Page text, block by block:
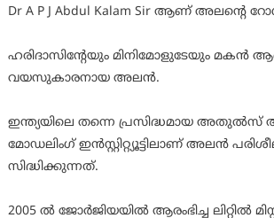
Dr A P J Abdul Kalam Sir ആണ് അലന്റെ
ഹരിദാസിൻ്റേയും മിനിമോളുടേയും മകൻ
വയസുകാരനായ അലൻ.
ഇന്ത്യയിലെ തന്നെ പ്രസിദ്ധമായ അതുൽസ്
മോഡലിംഗ് ഇൻസ്റ്റിറ്റ്യൂട്ടിലാണ് അലൻ
സിദ്ധിക്കുന്നത്.
2005 ൽ ജോർജിയയിൽ ആരംഭിച്ച ലിറ്റിൽ